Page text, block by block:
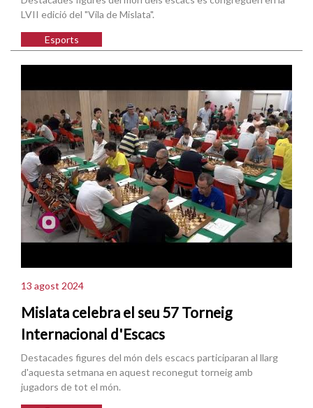
LVII edició del "Vila de Mislata".
Esports
13 agost 2024
Mislata celebra el seu 57 Torneig
Internacional d'Escacs
Destacades figures del món dels escacs participaran al llarg
d'aquesta setmana en aquest reconegut torneig amb
jugadors de tot el món.